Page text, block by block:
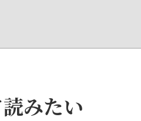
みたい